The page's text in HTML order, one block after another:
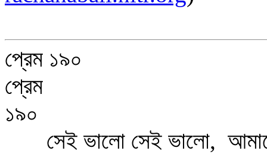
প্রেম ১৯০
প্রেম
১৯০
সেই ভালো সেই ভালো,